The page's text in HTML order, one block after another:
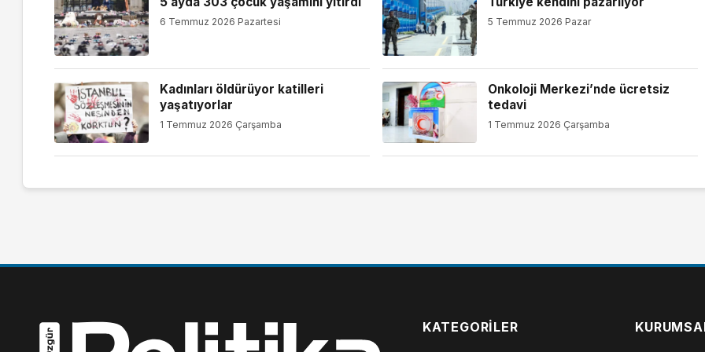
6 Temmuz 2026 Pazartesi 5 Temmuz 2026 Pazar
Kadınları öldürüyor katilleri
yaşatıyorlar
1 Temmuz 2026 Çarşamba
Onkoloji Merkezi’nde ücretsiz
tedavi
1 Temmuz 2026 Çarşamba
KATEGORILER